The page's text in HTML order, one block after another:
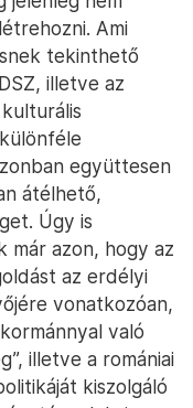
Ami
tekinthető
illetve az
együttesen
átélhető,
Úgy is
már azon, hogy az
az erdélyi
vonatkozóan,
való
illetve a romániai
kiszolgáló